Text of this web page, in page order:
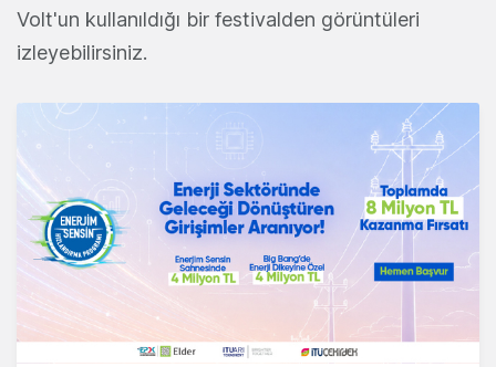
Volt'un kullanıldığı bir festivalden görüntüleri
izleyebilirsiniz.